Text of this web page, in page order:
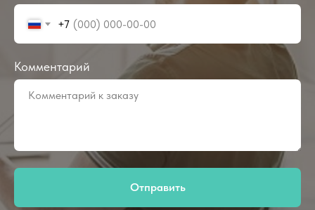
+7
Комментарий
Отправить